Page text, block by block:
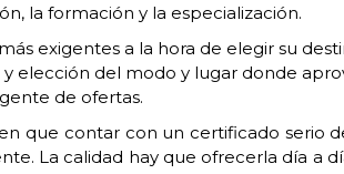
la formación y la especialización.
exigentes a la hora de elegir su
elección del modo y lugar donde
de ofertas.
que contar con un certificado serio
La calidad hay que ofrecerla día a